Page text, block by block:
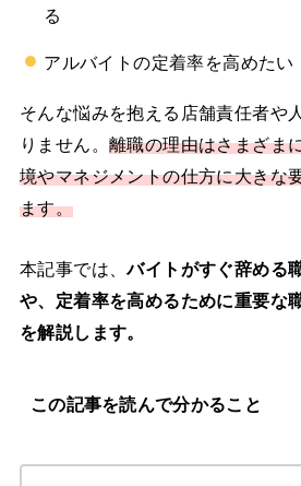
る
アルバイトの定着率を高めたい
そんな悩みを抱える店舗責任者や
りません。 離職の理由はさまざま
境やマネジメントの仕方に大きな
ます。
本記事では、バイトがすぐ辞める
や、定着率を高めるために重要な
を解説します。
この記事を読んで分かること